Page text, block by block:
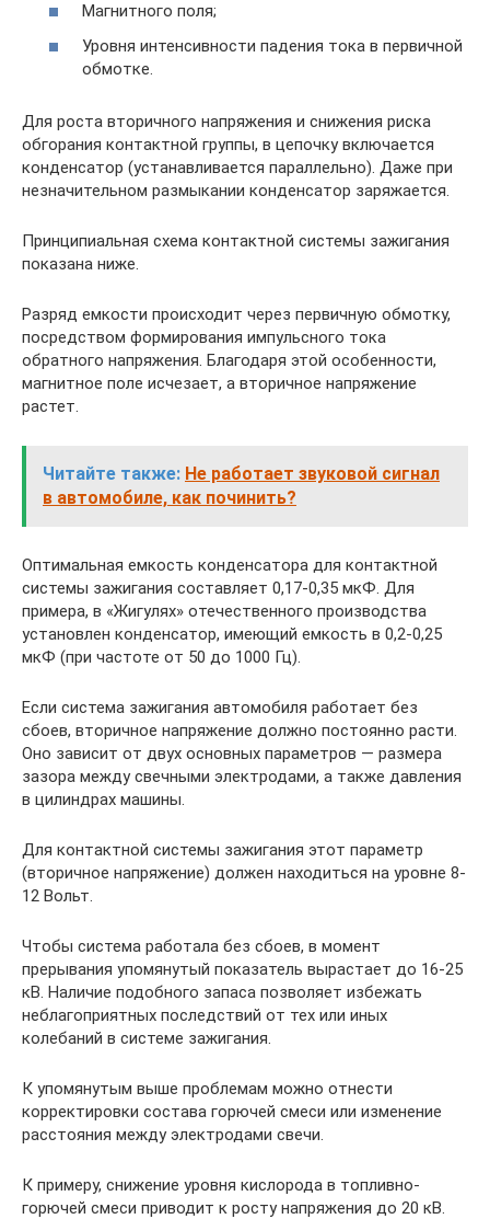
Магнитного поля;
Уровня интенсивности падения тока в первичной
обмотке.
Для роста вторичного напряжения и снижения риска
обгорания контактной группы, в цепочку включается
конденсатор (устанавливается параллельно). Даже при
незначительном размыкании конденсатор заряжается.
Принципиальная схема контактной системы зажигания
показана ниже.
Разряд емкости происходит через первичную обмотку,
посредством формирования импульсного тока
обратного напряжения. Благодаря этой особенности,
магнитное поле исчезает, а вторичное напряжение
растет.
Читайте также: Не работает звуковой сигнал
в автомобиле, как починить?
Оптимальная емкость конденсатора для контактной
системы зажигания составляет 0,17-0,35 мкФ. Для
примера, в «Жигулях» отечественного производства
установлен конденсатор, имеющий емкость в 0,2-0,25
мкФ (при частоте от 50 до 1000 Гц).
Если система зажигания автомобиля работает без
сбоев, вторичное напряжение должно постоянно расти.
Оно зависит от двух основных параметров — размера
зазора между свечными электродами, а также давления
в цилиндрах машины.
Для контактной системы зажигания этот параметр
(вторичное напряжение) должен находиться на уровне 8-
12 Вольт.
Чтобы система работала без сбоев, в момент
прерывания упомянутый показатель вырастает до 16-25
кВ. Наличие подобного запаса позволяет избежать
неблагоприятных последствий от тех или иных
колебаний в системе зажигания.
К упомянутым выше проблемам можно отнести
корректировки состава горючей смеси или изменение
расстояния между электродами свечи.
К примеру, снижение уровня кислорода в топливно-
горючей смеси приводит к росту напряжения до 20 кВ.